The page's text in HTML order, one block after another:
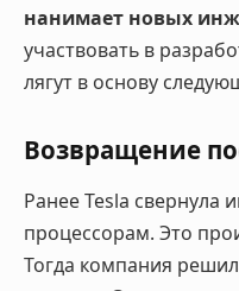
нанимает новых
участвовать в
лягут в основу
Возвращение
Ранее Tesla свернула
процессорам. Это
Тогда компания